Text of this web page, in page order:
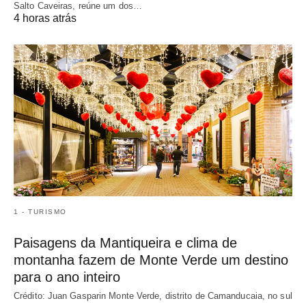
Salto Caveiras, reúne um dos…
4 horas atrás
1 - TURISMO
Paisagens da Mantiqueira e clima de
montanha fazem de Monte Verde um destino
para o ano inteiro
Crédito: Juan Gasparin Monte Verde, distrito de Camanducaia, no sul